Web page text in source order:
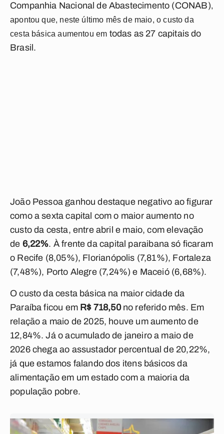
Companhia Nacional de Abastecimento (CONAB),
apontou que, neste último mês de maio, o custo da
cesta básica aumentou em todas as 27 capitais do
Brasil.
João Pessoa ganhou destaque negativo ao figurar
como a sexta capital com o maior aumento no
custo da cesta, entre abril e maio, com elevação
de 6,22%. À frente da capital paraibana só ficaram
o Recife (8,05%), Florianópolis (7,81%), Fortaleza
(7,48%), Porto Alegre (7,24%) e Maceió (6,68%).
O custo da cesta básica na maior cidade da
Paraíba ficou em R$ 718,50no referido mês. Em
relação a maio de 2025, houve um aumento de
12,84%. Já o acumulado de janeiro a maio de
2026 chega ao assustador percentual de 20,22%,
já que estamos falando dos itens básicos da
alimentação em um estado com a maioria da
população pobre.